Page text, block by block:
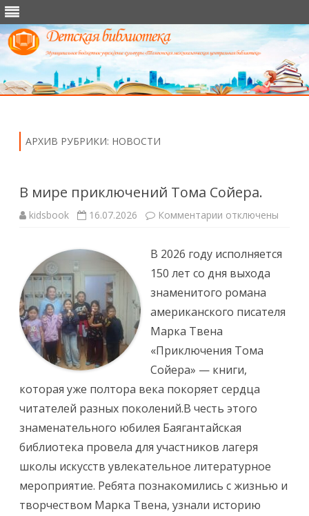
АРХИВ РУБРИКИ: НОВОСТИ
В мире приключений Тома Сойера.
kidsbook 16.07.2026 Комментарии к
приключений
Сойера.
отключены
В 2026 году исполняется
150 лет со дня выхода
знаменитого романа
американского писателя
Марка Твена
«Приключения Тома
Сойера» — книги,
которая уже полтора века покоряет сердца
читателей разных поколений.В честь этого
знаменательного юбилея Баягантайская
библиотека провела для участников лагеря
школы искусств увлекательное литературное
мероприятие. Ребята познакомились с жизнью и
творчеством Марка Твена, узнали историю